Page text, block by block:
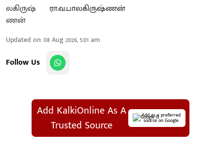
ரா.வ.பாலகிருஷ்ணன்
Updated on:08 Aug 2026, 5:01 am
Follow Us
Add KalkiOnline As A
Trusted Source
Add as a preferred
source on Google